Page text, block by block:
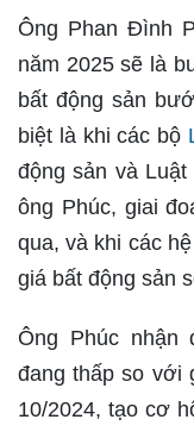
Ông Phan Đình
năm 2025 sẽ là
bất động sản
biệt là khi các bộ
động sản và
ông Phúc, giai
qua, và khi các
giá bất động sản
Ông Phúc nhận
đang thấp so với
10/2024, tạo cơ